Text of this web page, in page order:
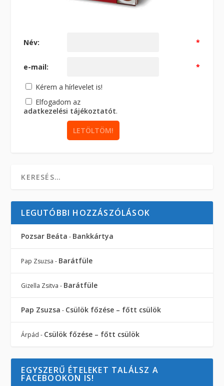
Név: *
e-mail: *
Kérem a hírlevelet is!
Elfogadom az
adatkezelési tájékoztatót.
LEGUTÓBBI HOZZÁSZÓLÁSOK
Pozsar Beáta - Bankkártya
Pap Zsuzsa - Barátfüle
Gizella Zsitva - Barátfüle
Pap Zsuzsa - Csülök főzése – főtt csülök
Árpád - Csülök főzése – főtt csülök
EGYSZERŰ ÉTELEKET TALÁLSZ A
FACEBOOKON IS!